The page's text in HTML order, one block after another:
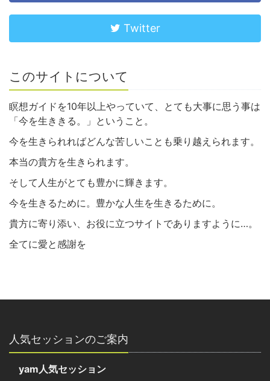
Twitter
このサイトについて
瞑想ガイドを10年以上やっていて、とても大事に思う事は
「今を生ききる。」ということ。
今を生きられればどんな苦しいことも乗り越えられます。
本当の貴方を生きられます。
そして人生がとても豊かに輝きます。
今を生きるために。豊かな人生を生きるために。
貴方に寄り添い、お役に立つサイトでありますように…。
全てに愛と感謝を
人気セッションのご案内
yam人気セッション